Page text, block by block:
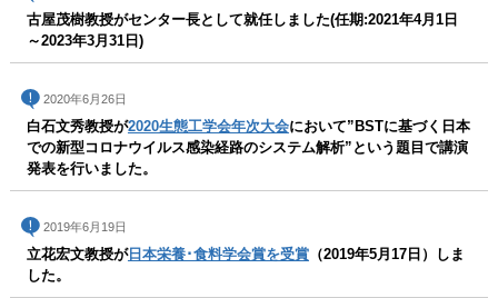
古屋茂樹教授がセンター長として就任しました(任期:2021年4月1日
～2023年3月31日)
2020年6月26日
白石文秀教授が2020生態工学会年次大会において”BSTに基づく日本
での新型コロナウイルス感染経路のシステム解析”という題目で講演
発表を行いました。
2019年6月19日
立花宏文教授が日本栄養･食料学会賞を受賞（2019年5月17日）しま
した。